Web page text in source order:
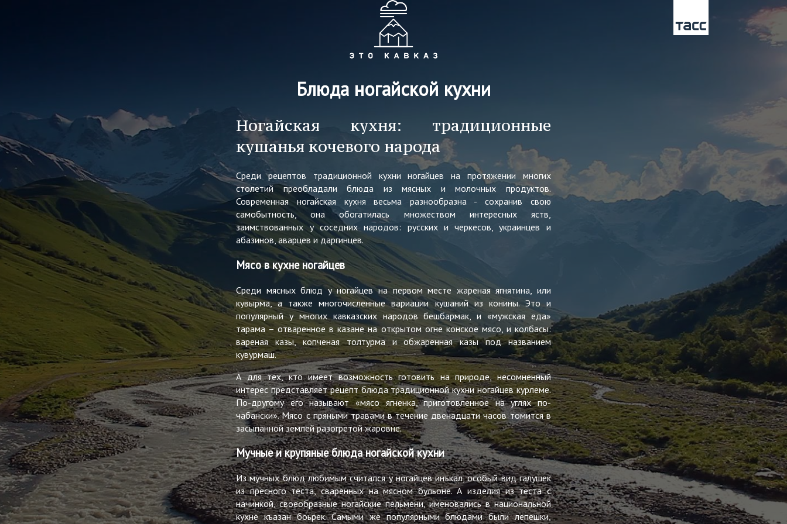
Блюда ногайской кухни
Ногайская кухня: традиционные
кушанья кочевого народа
Среди рецептов традиционной кухни ногайцев на протяжении многих
столетий преобладали блюда из мясных и молочных продуктов.
Современная ногайская кухня весьма разнообразна - сохранив свою
самобытность, она обогатилась множеством интересных яств,
заимствованных у соседних народов: русских и черкесов, украинцев и
абазинов, аварцев и даргинцев.
Мясо в кухне ногайцев
Среди мясных блюд у ногайцев на первом месте жареная ягнятина, или
кувырма, а также многочисленные вариации кушаний из конины. Это и
популярный у многих кавказских народов бешбармак, и «мужская еда»
тарама – отваренное в казане на открытом огне конское мясо, и колбасы:
вареная казы, копченая толтурма и обжаренная казы под названием
кувурмаш.
А для тех, кто имеет возможность готовить на природе, несомненный
интерес представляет рецепт блюда традиционной кухни ногайцев курлеме.
По-другому его называют «мясо ягненка, приготовленное на углях по-
чабански». Мясо с пряными травами в течение двенадцати часов томится в
засыпанной землей разогретой жаровне.
Мучные и крупяные блюда ногайской кухни
Из мучных блюд любимым считался у ногайцев инъкал, особый вид галушек
из пресного теста, сваренных на мясном бульоне. А изделия из теста с
начинкой, своеобразные ногайские пельмени, именовались в национальной
кухне къазан боьрек. Самыми же популярными блюдами были лепешки,